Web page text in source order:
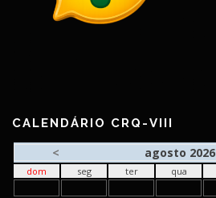
CALENDÁRIO CRQ-VIII
< agosto 2026
dom seg ter qua